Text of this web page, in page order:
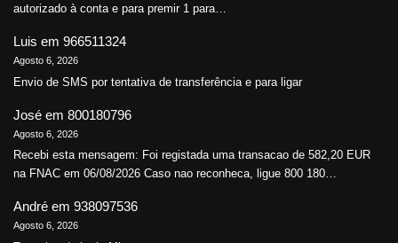
autorizado à conta e para premir 1 para…
Luis em 966511324
Agosto 6, 2026
Envio de SMS por tentativa de transferência e para ligar
José em 800180796
Agosto 6, 2026
Recebi esta mensagem: Foi registada uma transacao de 582,20 EUR
na FNAC em 06/08/2026 Caso nao reconheca, ligue 800 180…
André em 938097536
Agosto 6, 2026